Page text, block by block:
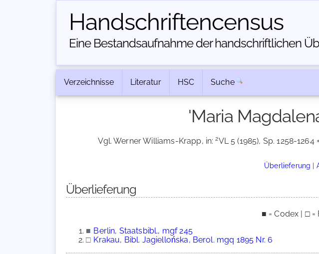
Handschriften­census
Eine Bestandsaufnahme der handschriftlichen
Verzeichnisse Literatur HSC Suche
'Maria
Vgl. Werner Williams-Krapp, in:2VL 5 (1985), Sp. 1258-1264
Überlieferung |
Überlieferung
■ = Codex | □
■ Berlin, Staatsbibl., mgf 245
□ Krakau, Bibl. Jagiellońska, Berol. mgq 1895 Nr. 6